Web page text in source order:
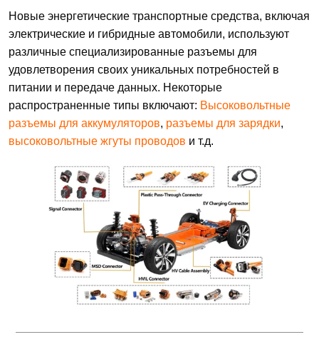
Новые энергетические транспортные средства, включая
электрические и гибридные автомобили, используют
различные специализированные разъемы для
удовлетворения своих уникальных потребностей в
питании и передаче данных. Некоторые
распространенные типы включают: Высоковольтные
разъемы для аккумуляторов, разъемы для зарядки,
высоковольтные жгуты проводов и т.д.